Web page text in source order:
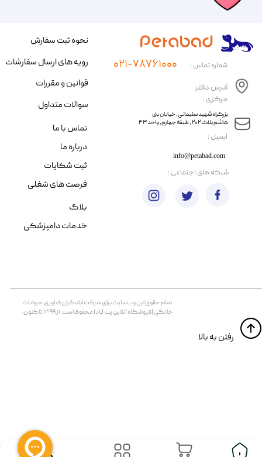
​ایمیل :
آدرس دفتر
مرکزی :
info@petabad.com
​​بزرگراه شهید سلیمانی، خیابان بنی
هاشم پلاک ۲۰۲ ، طبقه چهارم، واحد ۴۳
شماره تماس : ۰۲۱-۷۸۷۶۱۰۰۰
تمام حقوق اين وب‌سايت برای شرکت آبادگران فناوری حیوانات
خانگی (فروشگاه آنلاین پت آباد) محفوظ است. از ۱۳۹۹ تا کنون.
​​رفتن به بالا
نحوه ثبت سفارش
رویه های ارسال سفارشات
قوانین و مقررات
سوالات متداول
تماس با ما
درباره ما
ثبت شکایات
فرصت های شغلی
​شبکه های اجتماعی :
بلاگ
خدمات دامپزشکی